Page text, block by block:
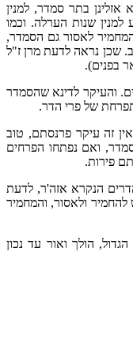
בתר סמדר, למנין
שנות הערלה. וכמו
לאסור גם הסמדר,
שכן נראה לדעת מרן ז"ל
בפנים).
והעיקר לדינא שהסמדר
של פרי הדר.
זה עיקר פרנסתם, טוב
ואם נפתחו הפרחים
פירות.
הנקרא אזה'ר, לדעת
להחמיר ולאסור, והמחמיר
הולך ואור עד נכון